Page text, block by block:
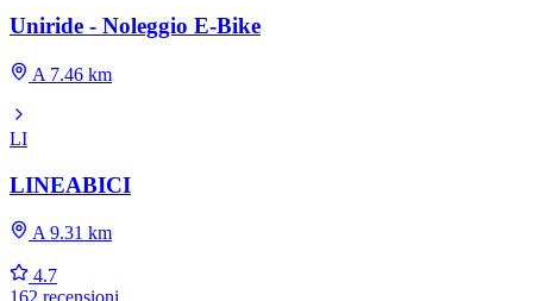
Uniride - Noleggio E-Bike
A 7.46 km
LI
LINEABICI
A 9.31 km
4.7